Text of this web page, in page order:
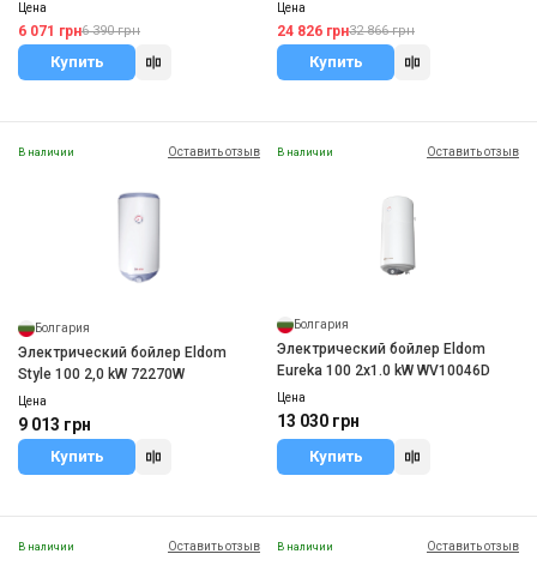
Цена
6 071 грн6 390 грн
Купить
Цена
24 826 грн32 866 грн
Купить
В наличии Оставить отзыв
Болгария
Электрический бойлер Eldom
Style 100 2,0 kW 72270W
Цена
9 013 грн
Купить
В наличии Оставить отзыв
Болгария
Электрический бойлер Eldom
Eureka 100 2x1.0 kW WV10046D
Цена
13 030 грн
Купить
В наличии Оставить отзыв В наличии Оставить отзыв